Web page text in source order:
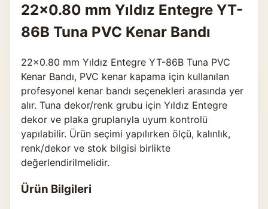
22×0.80 mm Yıldız Entegre YT-
86B Tuna PVC Kenar Bandı
22×0.80 mm Yıldız Entegre YT-86B Tuna PVC
Kenar Bandı, PVC kenar kapama için kullanılan
profesyonel kenar bandı seçenekleri arasında yer
alır. Tuna dekor/renk grubu için Yıldız Entegre
dekor ve plaka gruplarıyla uyum kontrolü
yapılabilir. Ürün seçimi yapılırken ölçü, kalınlık,
renk/dekor ve stok bilgisi birlikte
değerlendirilmelidir.
Ürün Bilgileri